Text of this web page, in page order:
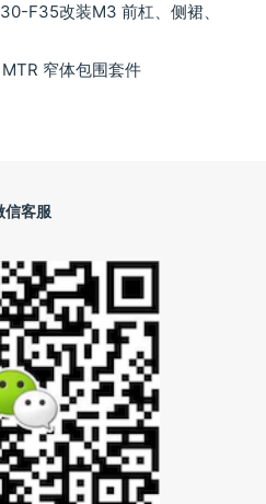
F35改装M3 前杠、侧裙、
窄体包围套件
信客服